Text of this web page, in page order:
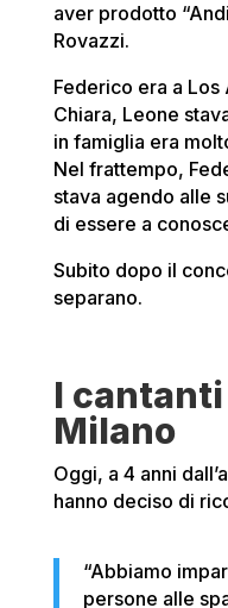
aver prodotto
Rovazzi.
Federico era a
Chiara, Leone
in famiglia era
Nel frattempo,
stava agendo alle
di essere a
Subito dopo il
separano.
I
Milano
Oggi, a 4 anni
hanno deciso di
“Abbiamo
persone alle